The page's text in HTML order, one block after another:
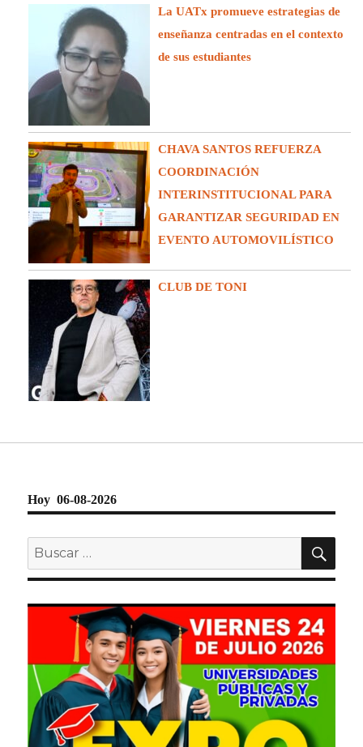
La UATx promueve estrategias de
enseñanza centradas en el contexto
de sus estudiantes
CHAVA SANTOS REFUERZA
COORDINACIÓN
INTERINSTITUCIONAL PARA
GARANTIZAR SEGURIDAD EN
EVENTO AUTOMOVILÍSTICO
CLUB DE TONI
Hoy 06-08-2026
Buscar
por: